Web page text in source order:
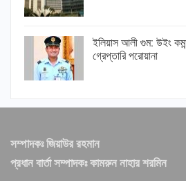
ইলিয়াস আলী গুম: উইং
গ্রেপ্তারি পরোয়ানা
সম্পাদকঃ জিয়াউর রহমান
প্রধান বার্তা সম্পাদকঃ কামরুন নাহার শরমিন